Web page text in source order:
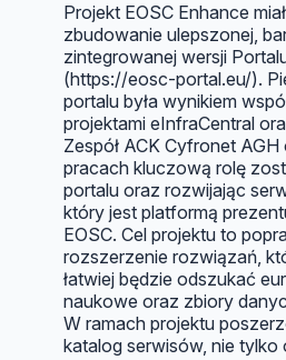
Projekt EOSC Enhance
zbudowanie ulepszonej,
zintegrowanej wersji
(https://eosc-portal.eu/).
portalu była wynikiem
projektami eInfraCentral
Zespół ACK Cyfronet AGH
pracach kluczową rolę
portalu oraz rozwijając
który jest platformą
EOSC. Cel projektu to
rozszerzenie rozwiązań,
łatwiej będzie odszukać
naukowe oraz zbiory
W ramach projektu
katalog serwisów, nie tylko